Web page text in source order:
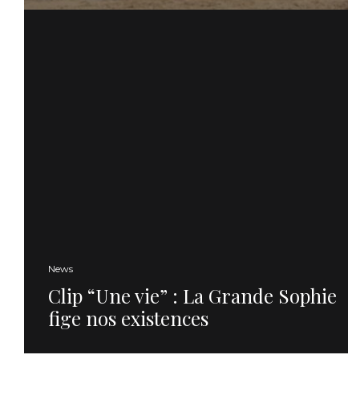
News
Clip “Une vie” : La Grande Sophie
fige nos existences